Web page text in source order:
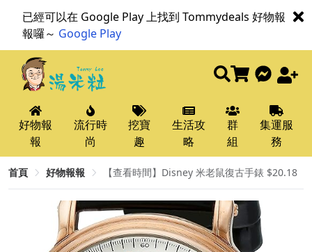
已經可以在 Google Play 上找到 Tommydeals 好物報
報囉～ Google Play
好物報
報
流行時
尚
挖寶
趣
生活攻
略
群
組
集運服
務
首頁 好物報報 【查看時間】Disney 米老鼠復古手錶 $20.18